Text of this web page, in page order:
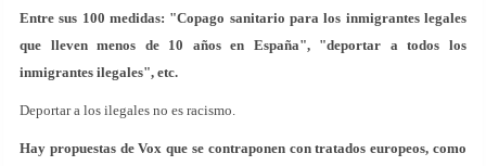
Entre sus 100 medidas: "Copago sanitario para los inmigrantes legales
que lleven menos de 10 años en España", "deportar a todos los
inmigrantes ilegales", etc.
Deportar a los ilegales no es racismo.
Hay propuestas de Vox que se contraponen con tratados europeos, como